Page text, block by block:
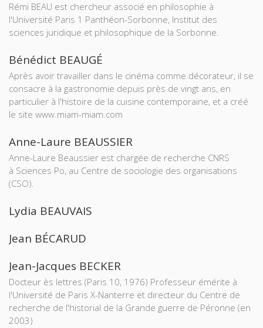
Rémi BEAU est chercheur associé en philosophie à
l'Université Paris 1 Panthéon-Sorbonne, Institut des
sciences juridique et philosophique de la Sorbonne.
Bénédict BEAUGÉ
Après avoir travailler dans le cinéma comme décorateur, il se
consacre à la gastronomie depuis près de vingt ans, en
particulier à l'histoire de la cuisine contemporaine, et a créé
le site www.miam-miam.com
Anne-Laure BEAUSSIER
Anne-Laure Beaussier est chargée de recherche CNRS
à Sciences Po, au Centre de sociologie des organisations
(CSO).
Lydia BEAUVAIS
Jean BÉCARUD
Jean-Jacques BECKER
Docteur ès lettres (Paris 10, 1976) Professeur émérite à
l'Université de Paris X-Nanterre et directeur du Centre de
recherche de l'historial de la Grande guerre de Péronne (en
2003)